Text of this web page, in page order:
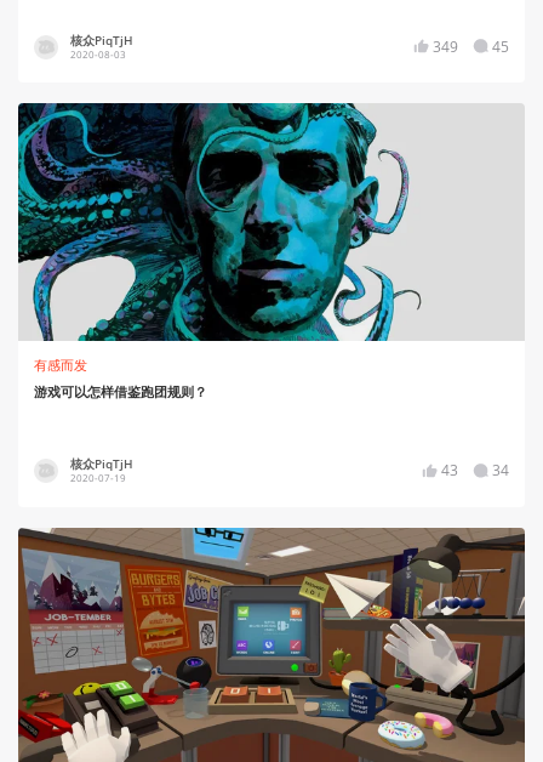
核众PiqTjH
2020-08-03 349 45
有感而发
游戏可以怎样借鉴跑团规则？
核众PiqTjH
2020-07-19 43 34